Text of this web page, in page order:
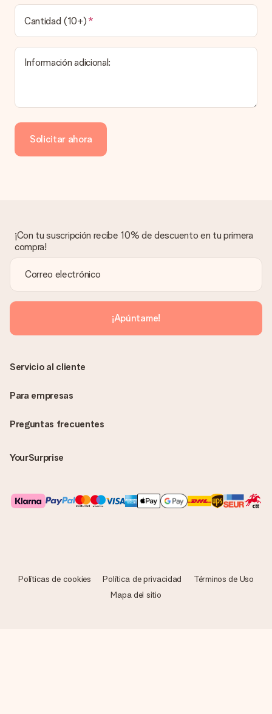
¿Cuál es el tiempo de entrega y cuándo recibo mi
obsequio?
El tiempo de entrega se puede encontrar en la página del
producto del regalo.
¿Cómo puedo pagar mi pedido?
de crédito o transferencia bancaria. En caso de elegir
transferencia bancaria, ten en cuenta 3 días adicionales para la
entrega de tu regalo.
asunto contigo. Ponte en contacto con nuestro equipo de
atención al cliente por teléfono, correo electrónico o chat y
buscaremos una solución adecuada para ti.
¿Se envía la factura junto con el pedido?
La factura y cualquier otra información relativa a tu regalo se
enviará únicamente por correo electrónico. El regalo se enviará
sin ninguna información adicional Así, evitaremos que la
persona que recibe el regalo la vea. ¡No le enviaremos nada
más que su increíble regalo! ¿Quieres que sepa quién se lo
Cantidad (10+)
Información adicional:
Solicitar ahora
¡Con tu suscripción recibe 10% de descuento en tu primera
compra!
¡Apúntame!
Preguntas frecuentes
YourSurprise
Servicio al cliente
Para empresas
Políticas de cookies Política de privacidad
Términos de Uso
Mapa del sitio